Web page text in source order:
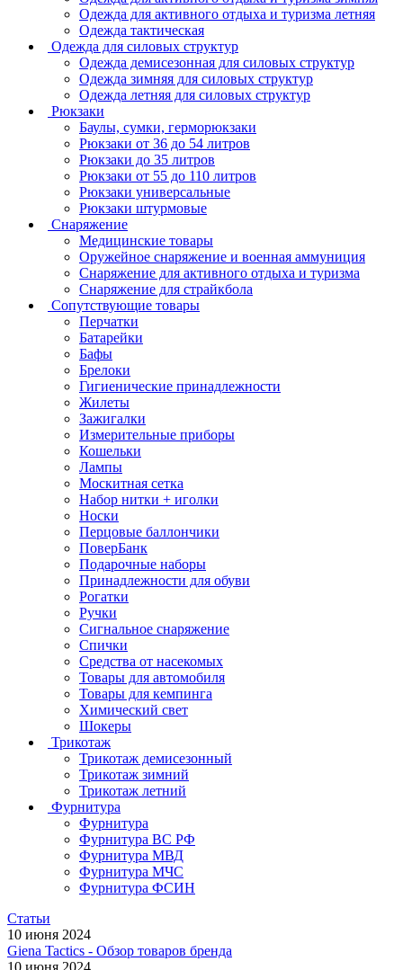
Одежда для активного отдыха и туризма летняя
Одежда тактическая
Одежда для силовых структур
Одежда демисезонная для силовых структур
Одежда зимняя для силовых структур
Одежда летняя для силовых структур
Рюкзаки
Баулы, сумки, герморюкзаки
Рюкзаки от 36 до 54 литров
Рюкзаки до 35 литров
Рюкзаки от 55 до 110 литров
Рюкзаки универсальные
Рюкзаки штурмовые
Снаряжение
Медицинские товары
Оружейное снаряжение и военная аммуниция
Снаряжение для активного отдыха и туризма
Снаряжение для страйкбола
Сопутствующие товары
Перчатки
Батарейки
Бафы
Брелоки
Гигиенические принадлежности
Жилеты
Зажигалки
Измерительные приборы
Кошельки
Лампы
Москитная сетка
Набор нитки + иголки
Носки
Перцовые баллончики
ПоверБанк
Подарочные наборы
Принадлежности для обуви
Рогатки
Ручки
Сигнальное снаряжение
Спички
Средства от насекомых
Товары для автомобиля
Товары для кемпинга
Химический свет
Шокеры
Трикотаж
Трикотаж демисезонный
Трикотаж зимний
Трикотаж летний
Фурнитура
Фурнитура
Фурнитура ВС РФ
Фурнитура МВД
Фурнитура МЧС
Фурнитура ФСИН
Статьи
10 июня 2024
Giena Tactics - Обзор товаров бренда
10 июня 2024